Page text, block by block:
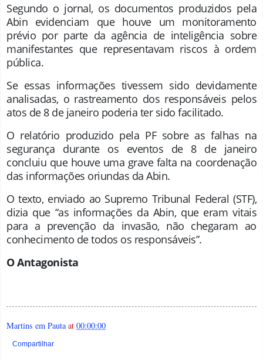
Segundo o jornal, os documentos produzidos pela
Abin evidenciam que houve um monitoramento
prévio por parte da agência de inteligência sobre
manifestantes que representavam riscos à ordem
pública.
Se essas informações tivessem sido devidamente
analisadas, o rastreamento dos responsáveis pelos
atos de 8 de janeiro poderia ter sido facilitado.
O relatório produzido pela PF sobre as falhas na
segurança durante os eventos de 8 de janeiro
concluiu que houve uma grave falta na coordenação
das informações oriundas da Abin.
O texto, enviado ao Supremo Tribunal Federal (STF),
dizia que “as informações da Abin, que eram vitais
para a prevenção da invasão, não chegaram ao
conhecimento de todos os responsáveis”.
O Antagonista
Martins em Pauta at 00:00:00
Compartilhar